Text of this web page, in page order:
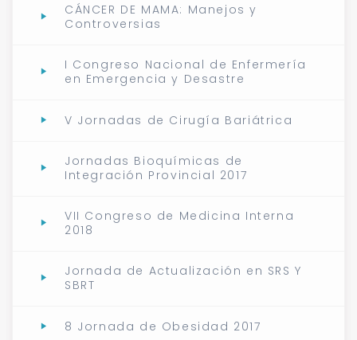
CÁNCER DE MAMA: Manejos y
Controversias
I Congreso Nacional de Enfermería
en Emergencia y Desastre
V Jornadas de Cirugía Bariátrica
Jornadas Bioquímicas de
Integración Provincial 2017
VII Congreso de Medicina Interna
2018
Jornada de Actualización en SRS Y
SBRT
8 Jornada de Obesidad 2017